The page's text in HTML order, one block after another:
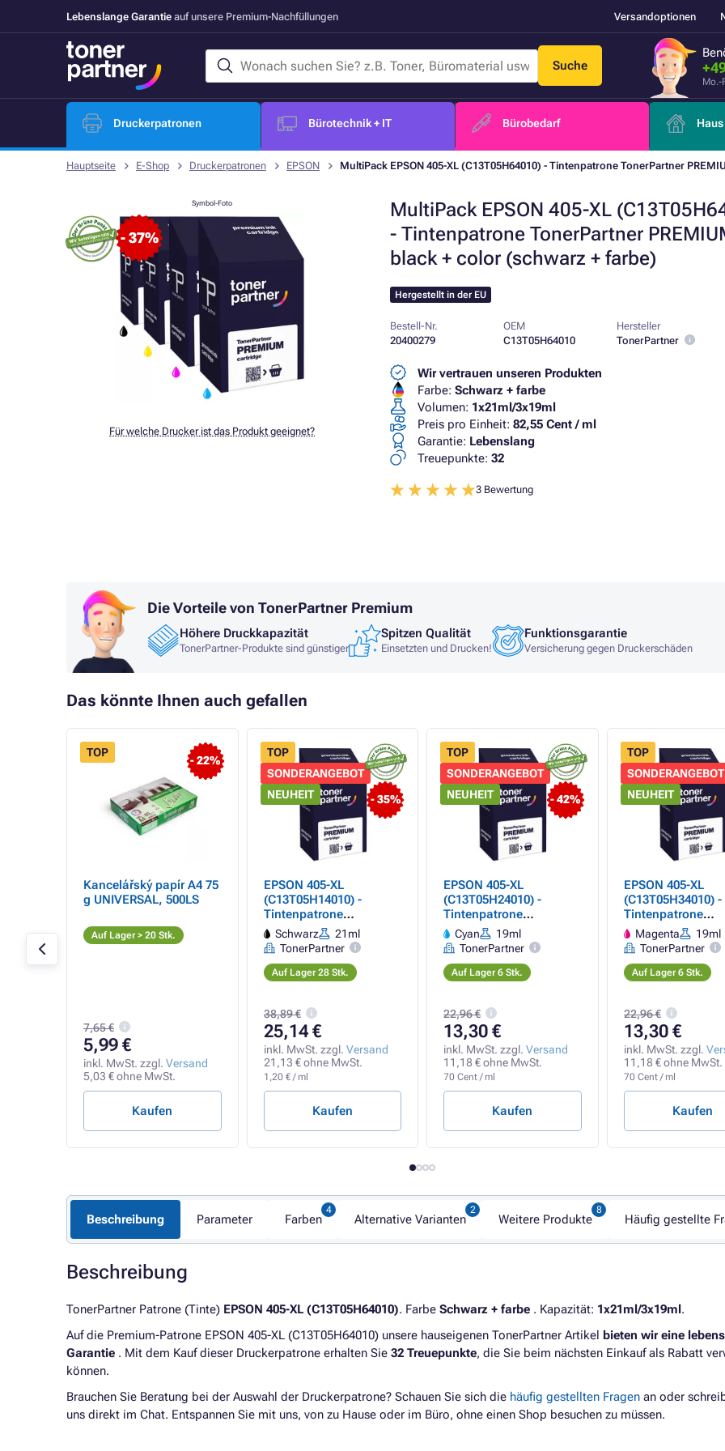
Lebenslange Garantie auf unsere Premium-Nachfüllungen Versandoptionen
Suche
Mo.-
Druckerpatronen Bürotechnik + IT Bürobedarf
Hauptseite E-Shop Druckerpatronen EPSON MultiPack EPSON 405-XL (C13T05H64010) - Tintenpatrone TonerPartner
MultiPack EPSON 405-XL
- Tintenpatrone TonerPartner
black + color (schwarz + farbe)
- 37%
Symbol-Foto
Für welche Drucker ist das Produkt geeignet?
Hergestellt in der EU
Bestell-Nr.
20400279
OEM
C13T05H64010
Hersteller
TonerPartner
Wir vertrauen unseren Produkten
Farbe: Schwarz + farbe
Volumen: 1x21ml/3x19ml
Preis pro Einheit: 82,55 Cent / ml
Garantie: Lebenslang
Treuepunkte: 32
3 Bewertung
Die Vorteile von TonerPartner Premium
Höhere Druckkapazität
TonerPartner-Produkte sind günstiger
Spitzen Qualität
Einsetzten und Drucken!
Funktionsgarantie
Versicherung gegen Druckerschäden
Das könnte Ihnen auch gefallen
- 22%
TOP
Kancelářský papír A4 75
g UNIVERSAL, 500LS
Auf Lager > 20 Stk.
7,65 €
5,99 €
inkl. MwSt. zzgl. Versand
5,03 € ohne MwSt.
Kaufen
- 35%
TOP
SONDERANGEBOT
NEUHEIT
EPSON 405-XL
(C13T05H14010) -
Tintenpatrone
TonerPartner PREMIUM,
black (schwarz)
Schwarz
21ml
TonerPartner
Auf Lager 28 Stk.
38,89 €
25,14 €
inkl. MwSt. zzgl. Versand
21,13 € ohne MwSt.
1,20 € / ml
Kaufen
- 42%
TOP
SONDERANGEBOT
NEUHEIT
EPSON 405-XL
(C13T05H24010) -
Tintenpatrone
TonerPartner PREMIUM,
cyan
Cyan
19ml
TonerPartner
Auf Lager 6 Stk.
22,96 €
13,30 €
inkl. MwSt. zzgl. Versand
11,18 € ohne MwSt.
70 Cent / ml
Kaufen
TOP
SONDERANGEBOT
NEUHEIT
EPSON 405-XL
(C13T05H34010) -
Tintenpatrone
TonerPartner
magenta
Magenta
19ml
TonerPartner
Auf Lager 6 Stk.
22,96 €
13,30 €
inkl. MwSt. zzgl.
11,18 € ohne MwSt.
70 Cent / ml
Kaufen
Beschreibung Parameter Farben Alternative Varianten Weitere Produkte Häufig gestellte
Beschreibung
TonerPartner Patrone (Tinte) EPSON 405-XL (C13T05H64010). Farbe Schwarz + farbe . Kapazität: 1x21ml/3x19ml.
Auf die Premium-Patrone EPSON 405-XL (C13T05H64010) unsere hauseigenen TonerPartner Artikel bieten wir eine
Garantie . Mit dem Kauf dieser Druckerpatrone erhalten Sie 32 Treuepunkte, die Sie beim nächsten Einkauf als Rabatt
können.
Brauchen Sie Beratung bei der Auswahl der Druckerpatrone? Schauen Sie sich die häufig gestellten Fragen an oder
uns direkt im Chat. Entspannen Sie mit uns, von zu Hause oder im Büro, ohne einen Shop besuchen zu müssen.